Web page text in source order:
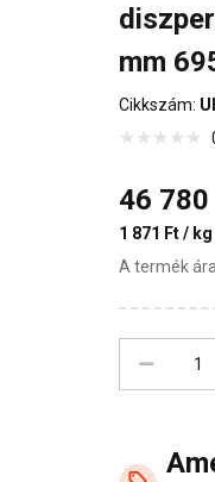
mm
Cikkszám:
46
1 871 Ft / kg
A termék